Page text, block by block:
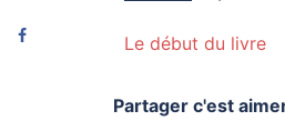
Le début du livre
Partager c'est